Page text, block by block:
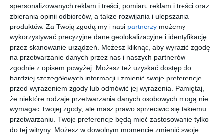
spersonalizowanych reklam i treści, pomiaru reklam i treści oraz
zbierania opinii odbiorców, a także rozwijania i ulepszania
produktów. Za Twoją zgodą my i nasi partnerzy możemy
wykorzystywać precyzyjne dane geolokalizacyjne i identyfikację
przez skanowanie urządzeń. Możesz kliknąć, aby wyrazić zgodę
na przetwarzanie danych przez nas i naszych partnerów
zgodnie z opisem powyżej. Możesz też uzyskać dostęp do
bardziej szczegółowych informacji i zmienić swoje preferencje
przed wyrażeniem zgody lub odmówić jej wyrażenia.
Pamiętaj,
że niektóre rodzaje przetwarzania danych osobowych mogą nie
wymagać Twojej zgody, ale masz prawo sprzeciwić się takiemu
przetwarzaniu. Twoje preferencje będą mieć zastosowanie tylko
do tej witryny. Możesz w dowolnym momencie zmienić swoje
Dom Wydawniczy REBIS oddaje czytelnikomnowe, poprawione
wydanie cyklu ,,Kroniki Diuny",który tworzą: Diuna, Mesjasz
Diuny, Dzieci Diuny, Bóg Imperator Diuny, Heretycy Diuny
Kapitularz Diuną.
Najnowszą ekranizacjęDiunywyreżyserował Denis Villeneuve
Blade Runner 2049, Sicario ). Autorami scenariusza są Eric Roth
Forrest Gump), Jon Spaihts (Doktor Strange) i Denis Villeneuve,
a muzyki - Hans Zimmer ( Gladiator, Incepcja, Dunkierka). W
obsadzie znalazły się takie gwiazdy światowego kina, jak
Timothée Chalamet, Rebecca Ferguson, Stellan Skarsgard,
Jason Momoa, Charlotte Rampling, Javier Bardem, Josh Brolin,